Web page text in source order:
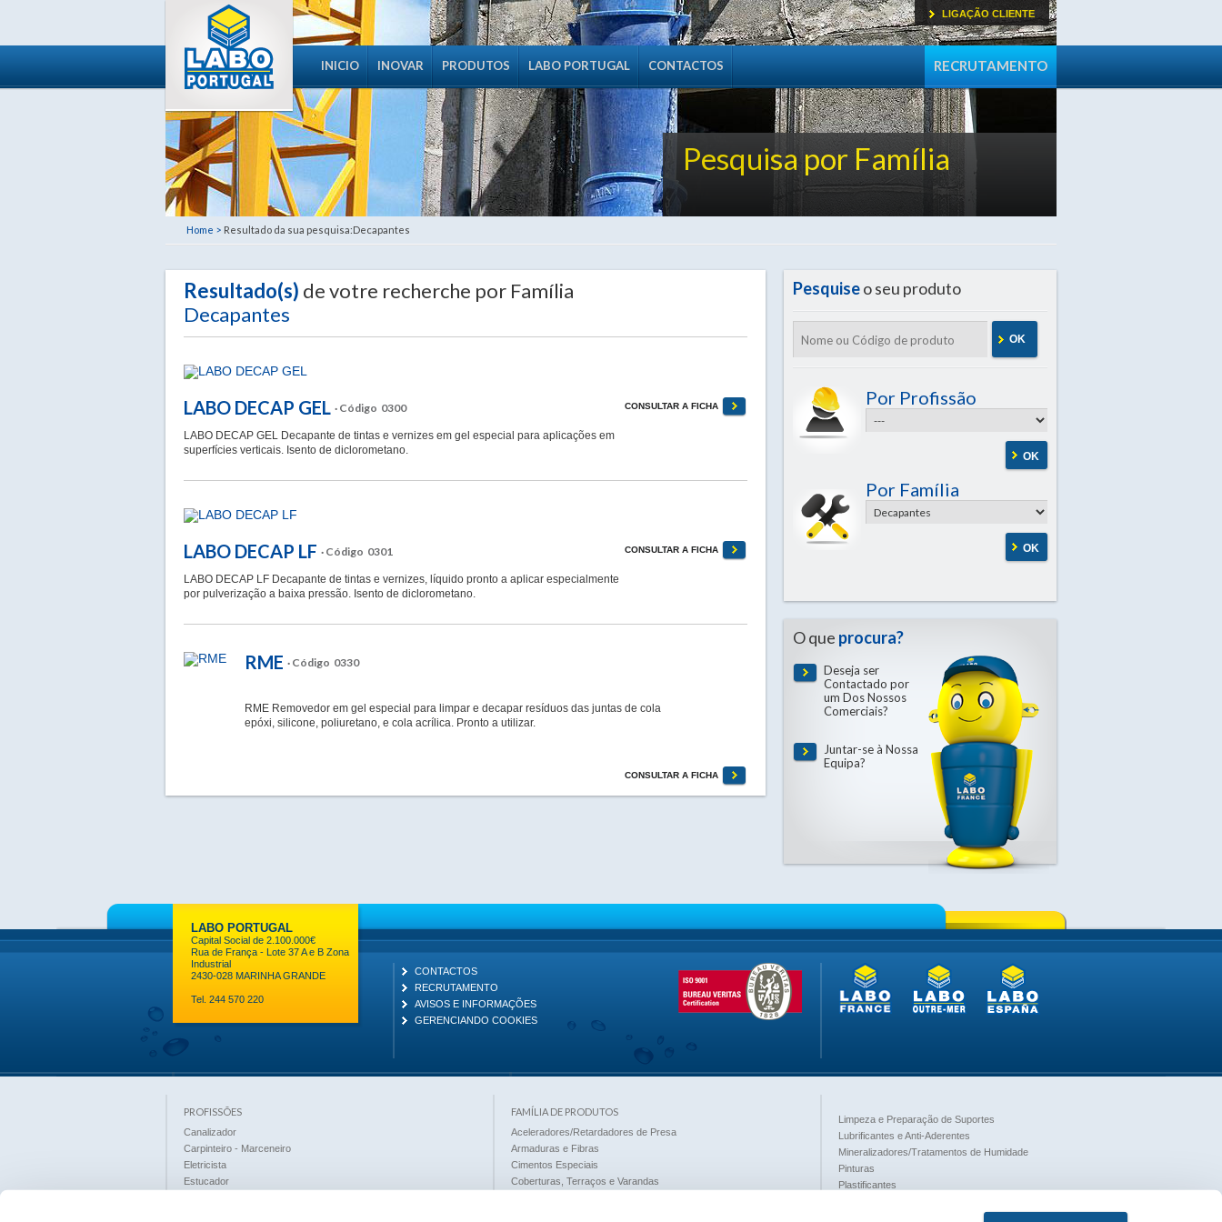
RECRUTAMENTO
INICIO INOVAR PRODUTOS LABO PORTUGAL CONTACTOS
LIGAÇÃO CLIENTE
Pesquisa por Família
Home > Resultado da sua pesquisa:Decapantes
Resultado(s) de votre recherche por Família
Decapantes
LABO DECAP GEL · Código 0300
LABO DECAP GEL Decapante de tintas e vernizes em gel especial para aplicações em
superfícies verticais. Isento de diclorometano.
CONSULTAR A FICHA
LABO DECAP LF · Código 0301
LABO DECAP LF Decapante de tintas e vernizes, líquido pronto a aplicar especialmente
por pulverização a baixa pressão. Isento de diclorometano.
CONSULTAR A FICHA
RME · Código 0330
RME Removedor em gel especial para limpar e decapar resíduos das juntas de cola
epóxi, silicone, poliuretano, e cola acrílica. Pronto a utilizar.
CONSULTAR A FICHA
Pesquiseo seu produto
OK
Por Profissão
OK
Por Família
OK
O que procura?
Deseja ser
Contactado por
um Dos Nossos
Comerciais?
Juntar-se à Nossa
Equipa?
LABO PORTUGAL
Capital Social de 2.100.000€
Rua de França - Lote 37 A e B Zona
Industrial
2430-028 MARINHA GRANDE
Tel. 244 570 220
CONTACTOS
RECRUTAMENTO
AVISOS E INFORMAÇÕES
GERENCIANDO COOKIES
PROFISSÕES
Canalizador
Carpinteiro - Marceneiro
Eletricista
Estucador
FAMÍLIA DE PRODUTOS
Aceleradores/Retardadores de Presa
Armaduras e Fibras
Cimentos Especiais
Coberturas, Terraços e Varandas
Limpeza e Preparação de Suportes
Lubrificantes e Anti-Aderentes
Mineralizadores/Tratamentos de Humidade
Pinturas
Plastificantes